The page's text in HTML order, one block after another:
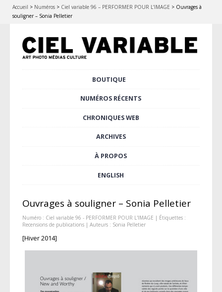
Accueil > Numéros > Ciel variable 96 – PERFORMER POUR L’IMAGE > Ouvrages à
souligner – Sonia Pelletier
BOUTIQUE
NUMÉROS RÉCENTS
CHRONIQUES WEB
ARCHIVES
À PROPOS
ENGLISH
Ouvrages à souligner – Sonia Pelletier
Numéro : Ciel variable 96 - PERFORMER POUR L'IMAGE | Étiquettes :
Recensions de publications| Auteurs : Sonia Pelletier
[Hiver 2014]